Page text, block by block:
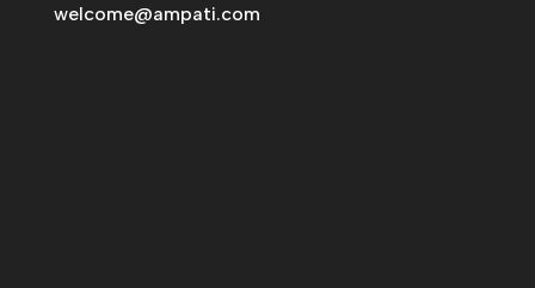
welcome@ampati.com